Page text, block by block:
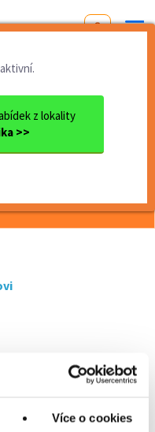
Více o cookies
z lokality
>>